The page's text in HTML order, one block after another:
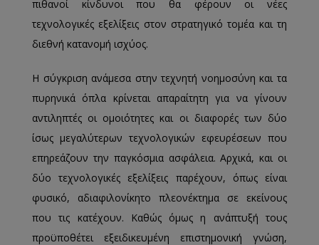
πιθανοί κίνδυνοι που θα φέρουν οι νέες
τεχνολογικές εξελίξεις στον στρατηγικό τομέα και τη
διεθνή κατανομή ισχύος.
Η σύγκριση ανάμεσα στην τεχνητή νοημοσύνη και τα
πυρηνικά όπλα κρίνεται απαραίτητη για να γίνουν
αντιληπτές οι ομοιότητες και οι διαφορές των δύο
ίσως μεγαλύτερων τεχνολογικών εφευρέσεων που
επηρεάζουν την παγκόσμια ασφάλεια. Αρχικά, και οι
δύο τεχνολογικές εξελίξεις παρέχουν, όπως είναι
φυσικό, αδιαφιλονίκητο πλεονέκτημα σε εκείνους
που τις κατέχουν. Καθώς όμως η ανάπτυξή τους
προϋποθέτει εξειδικευμένη επιστημονική γνώση,